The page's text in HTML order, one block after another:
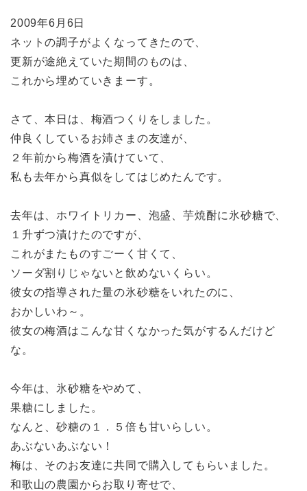
2009年6月6日
ネットの調子がよくなってきたので、
更新が途絶えていた期間のものは、
これから埋めていきまーす。
さて、本日は、梅酒つくりをしました。
仲良くしているお姉さまの友達が、
２年前から梅酒を漬けていて、
私も去年から真似をしてはじめたんです。
去年は、ホワイトリカー、泡盛、芋焼酎に氷砂糖で、
１升ずつ漬けたのですが、
これがまたものすごーく甘くて、
ソーダ割りじゃないと飲めないくらい。
彼女の指導された量の氷砂糖をいれたのに、
おかしいわ～。
彼女の梅酒はこんな甘くなかった気がするんだけど
な。
今年は、氷砂糖をやめて、
果糖にしました。
なんと、砂糖の１．５倍も甘いらしい。
あぶないあぶない！
梅は、そのお友達に共同で購入してもらいました。
和歌山の農園からお取り寄せで、